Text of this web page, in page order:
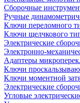
Сборочные
Ручные
Ключи переломного
Ключи щелчкового
Электрические
Электронно-
Адаптеры
Ключи
Ключи моментной
Электрические
Угловые